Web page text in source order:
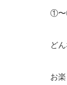
①〜
ど
お